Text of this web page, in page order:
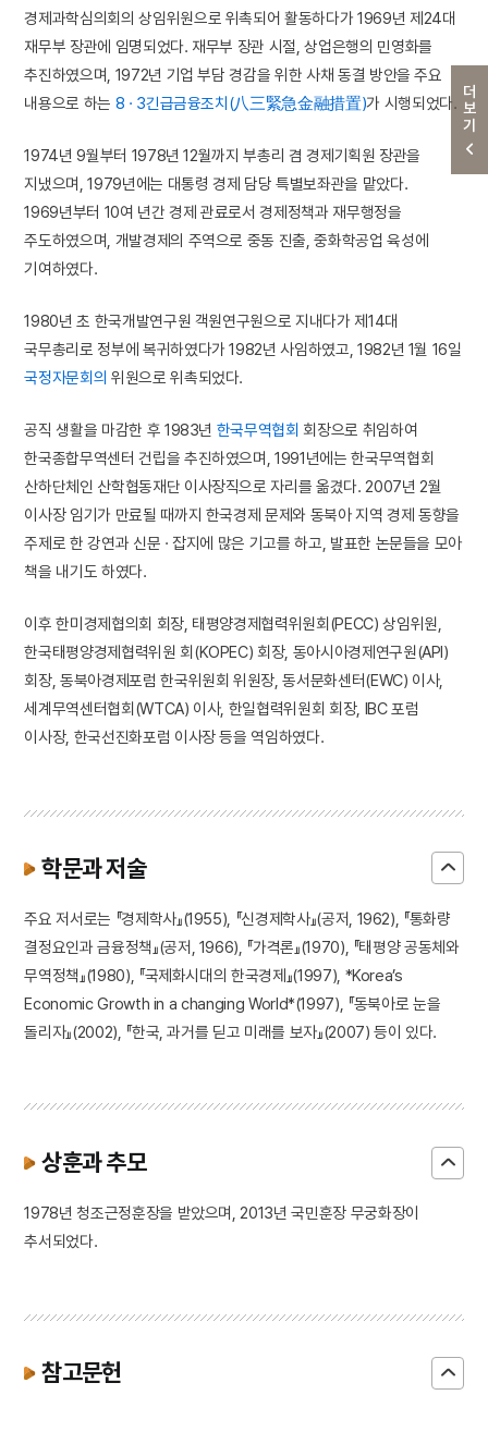
더보기
경제과학심의회의 상임위원으로 위촉되어 활동하다가 1969년 제24대
재무부 장관에 임명되었다. 재무부 장관 시절, 상업은행의 민영화를
추진하였으며, 1972년 기업 부담 경감을 위한 사채 동결 방안을 주요
내용으로 하는 8 · 3긴급금융조치(八三緊急金融措置)가 시행되었다.
1974년 9월부터 1978년 12월까지 부총리 겸 경제기획원 장관을
지냈으며, 1979년에는 대통령 경제 담당 특별보좌관을 맡았다.
1969년부터 10여 년간 경제 관료로서 경제정책과 재무행정을
주도하였으며, 개발경제의 주역으로 중동 진출, 중화학공업 육성에
기여하였다.
1980년 초 한국개발연구원 객원연구원으로 지내다가 제14대
국무총리로 정부에 복귀하였다가 1982년 사임하였고, 1982년 1월 16일
국정자문회의 위원으로 위촉되었다.
공직 생활을 마감한 후 1983년 한국무역협회 회장으로 취임하여
한국종합무역센터 건립을 추진하였으며, 1991년에는 한국무역협회
산하단체인 산학협동재단 이사장직으로 자리를 옮겼다. 2007년 2월
이사장 임기가 만료될 때까지 한국경제 문제와 동북아 지역 경제 동향을
주제로 한 강연과 신문 · 잡지에 많은 기고를 하고, 발표한 논문들을 모아
책을 내기도 하였다.
이후 한미경제협의회 회장, 태평양경제협력위원회(PECC) 상임위원,
한국태평양경제협력위원 회(KOPEC) 회장, 동아시아경제연구원(API)
회장, 동북아경제포럼 한국위원회 위원장, 동서문화센터(EWC) 이사,
세계무역센터협회(WTCA) 이사, 한일협력위원회 회장, IBC 포럼
이사장, 한국선진화포럼 이사장 등을 역임하였다.
학문과 저술
주요 저서로는 『경제학사』(1955), 『신경제학사』(공저, 1962), 『통화량
결정요인과 금융정책』(공저, 1966), 『가격론』(1970), 『태평양 공동체와
무역정책』(1980), 『국제화시대의 한국경제』(1997), *Korea’s
Economic Growth in a changing World*(1997), 『동북아로 눈을
돌리자』(2002), 『한국, 과거를 딛고 미래를 보자』(2007) 등이 있다.
상훈과 추모
1978년 청조근정훈장을 받았으며, 2013년 국민훈장 무궁화장이
추서되었다.
참고문헌